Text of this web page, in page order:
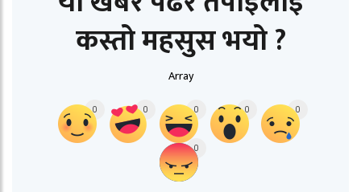
कस्तो महसुस भयो ?
Array
0 0 0 0 0
0